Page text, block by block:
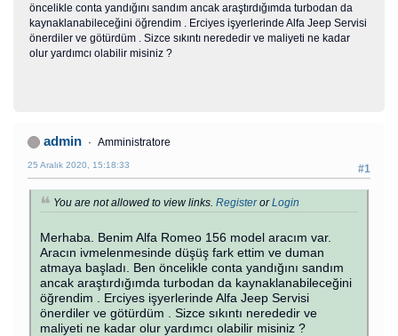
öncelikle conta yandığını sandım ancak araştırdığımda turbodan da
kaynaklanabileceğini öğrendim . Erciyes işyerlerinde Alfa Jeep Servisi
önerdiler ve götürdüm . Sizce sıkıntı nerededir ve maliyeti ne kadar
olur yardımcı olabilir misiniz ?
admin Amministratore
#1
25 Aralık 2020, 15:18:33
You are not allowed to view links. RegisterorLogin
Merhaba. Benim Alfa Romeo 156 model aracım var.
Aracın ivmelenmesinde düşüş fark ettim ve duman
atmaya başladı. Ben öncelikle conta yandığını sandım
ancak araştırdığımda turbodan da kaynaklanabileceğini
öğrendim . Erciyes işyerlerinde Alfa Jeep Servisi
önerdiler ve götürdüm . Sizce sıkıntı nerededir ve
maliyeti ne kadar olur yardımcı olabilir misiniz ?